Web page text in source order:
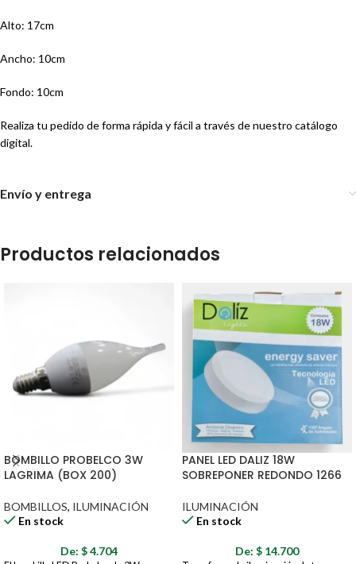
Alto: 17cm
Ancho: 10cm
Fondo: 10cm
Realiza tu pedido de forma rápida y fácil a través de nuestro catálogo
digital.
Envío y entrega
Productos relacionados
BOMBILLO PROBELCO 3W
LAGRIMA (BOX 200)
BOMBILLOS, ILUMINACIÓN
En stock
De: $4.704
PANEL LED DALIZ 18W
SOBREPONER REDONDO 1266
ILUMINACIÓN
En stock
De: $ 14.700